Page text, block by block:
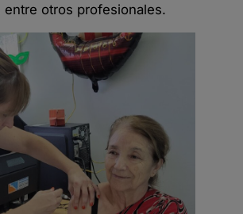
entre otros profesionales.